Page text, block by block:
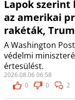
Lapok szerint
az amerikai
rakéták,
A Washington
védelmi
értesülést.
2026.08.06 06:58
0
0 2